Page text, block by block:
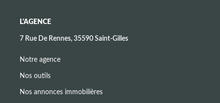
L'AGENCE
7 Rue De Rennes, 35590 Saint-Gilles
Notre agence
Nos outils
Nos annonces immobilières